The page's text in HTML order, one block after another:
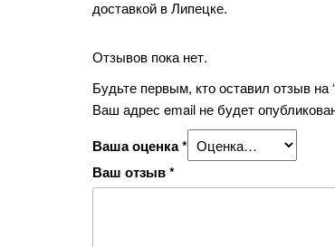
доставкой в Липецке.
Отзывов пока нет.
Будьте первым, кто оставил отзыв
Ваш адрес email не будет
Ваша оценка*
Ваш отзыв*